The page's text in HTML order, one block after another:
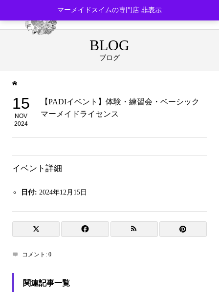
BLOG
ブログ
15
NOV
2024
【PADIイベント】体験・練習会・ベーシック
マーメイドライセンス
イベント詳細
日付: 2024年12月15日
コメント: 0
関連記事一覧
マーメイドスイムの専門店 非表示